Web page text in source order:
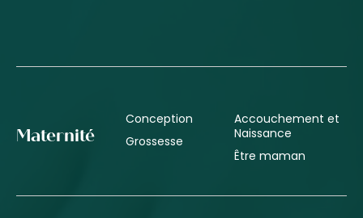
Maternité
Conception
Grossesse
Accouchement et
Naissance
Être maman